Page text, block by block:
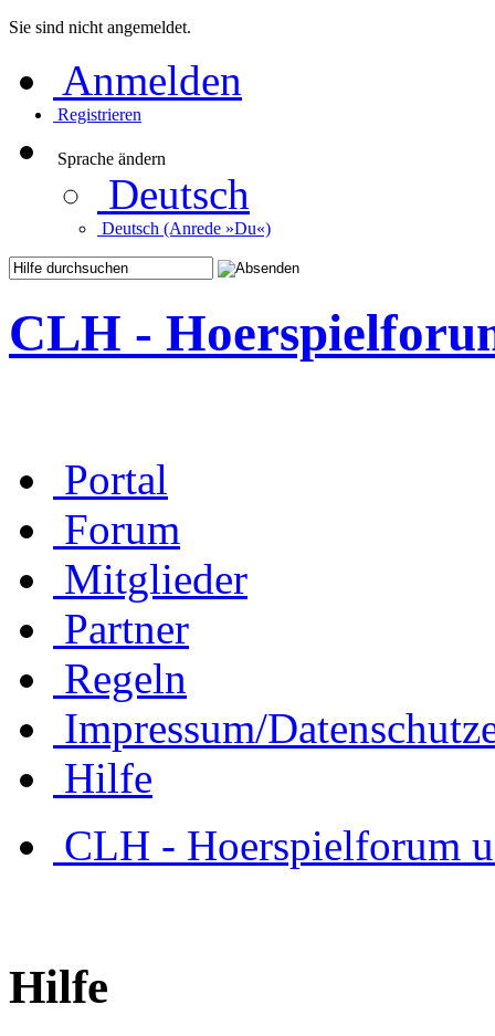
Sie sind nicht angemeldet.
Anmelden
Registrieren
Sprache ändern
Deutsch
Deutsch (Anrede »Du«)
CLH -
Portal
Forum
Mitglieder
Partner
Regeln
Impressum/
Hilfe
CLH - Hoerspielforum
Hilfe